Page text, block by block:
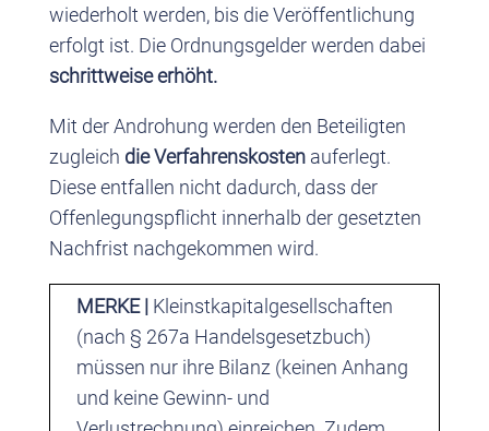
wiederholt werden, bis die Veröffentlichung
erfolgt ist. Die Ordnungsgelder werden dabei
schrittweise erhöht.
Mit der Androhung werden den Beteiligten
zugleich die Verfahrenskostenauferlegt.
Diese entfallen nicht dadurch, dass der
Offenlegungspflicht innerhalb der gesetzten
Nachfrist nachgekommen wird.
MERKE | Kleinstkapitalgesellschaften
(nach § 267a Handelsgesetzbuch)
müssen nur ihre Bilanz (keinen Anhang
und keine Gewinn- und